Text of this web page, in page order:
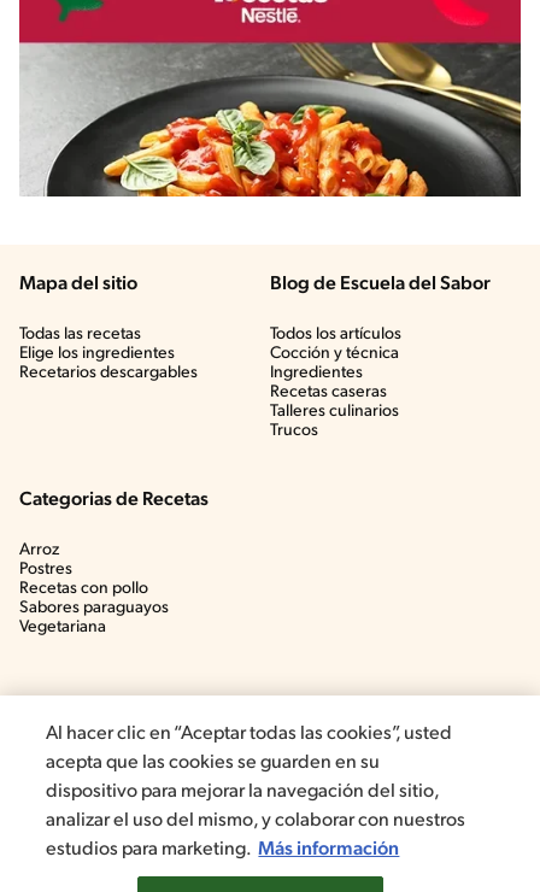
Mapa del sitio
Todas las recetas
Elige los ingredientes
Recetarios descargables
Blog de Escuela del Sabor
Todos los artículos
Cocción y técnica
Ingredientes
Recetas caseras
Talleres culinarios
Trucos
Categorias de Recetas
Arroz
Postres
Recetas con pollo
Sabores paraguayos
Vegetariana
©2022, Nestlé. Marcas registradas por Société dels Produits Nestlé,
S.A. Vevey (Suiza)
Al hacer clic en “Aceptar todas las cookies”, usted
acepta que las cookies se guarden en su
dispositivo para mejorar la navegación del sitio,
analizar el uso del mismo, y colaborar con nuestros
estudios para marketing. Más información